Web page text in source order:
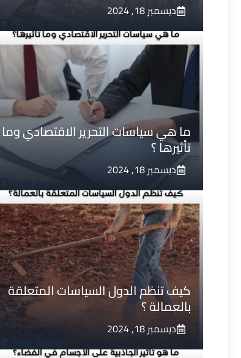
ديسمبر 18, 2024
ما هي سياسات التحرير الاقتصادي وما
تأثيرها ؟
ديسمبر 18, 2024
كيف تنظم الدول السياسات المتعلقة
بالعمالة ؟
ديسمبر 18, 2024